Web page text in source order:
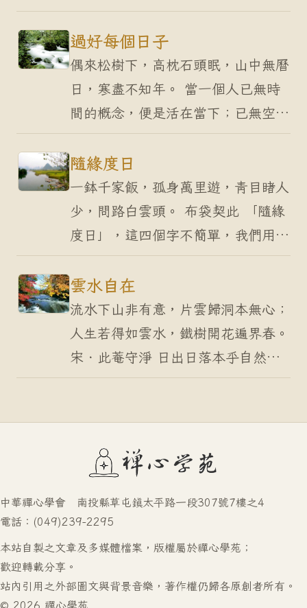
的清淨；修行者摒棄一切物欲，而執
泥於空的精神狀態。一著於有，二落
於空。 鄭板橋詩言…
過好每個日子
偶來松樹下，高枕石頭眠，山中無曆
日，寒盡不知年。 當一個人已無時
間的概念，便是活在當下；已無空間
的分別，便可隨遇而安。 「偶來松
樹下」，您多久沒有散步了，是否該
出去走走，或許覺得還…
隨緣度日
一鉢千家飯，孤身萬里遊，青目睹人
少，問路白雲頭。 布袋契此 「隨緣
度日」，這四個字不簡單，我們用一
首詩來說明。「一鉢千家飯， 孤身
萬里遊，青目睹人少，問路白雲
頭。」事實上這首詩有好…
雲水自在
流水下山非有意，片雲歸洞本無心；
人生若得如雲水，鐵樹開花遍界春。
宋．此菴守淨 日出日落本乎自然，
花開花謝本是常理。非人弄日，使其
中華禪心學會 南投縣草屯鎮太平路一段307號7樓之4
電話：(049)239-2295
本站自製之文章及多媒體檔案，版權屬於禪心學苑；
歡迎轉載分享。
站內引用之外部圖文與背景音樂，著作權仍歸各原創者所有。